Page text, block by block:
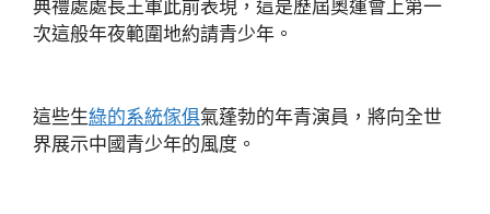
典禮處處長王軍此前表現，這是歷屆奧運會上第一
次這般年夜範圍地約請青少年。
這些生綠的系統傢俱氣蓬勃的年青演員，將向全世
界展示中國青少年的風度。